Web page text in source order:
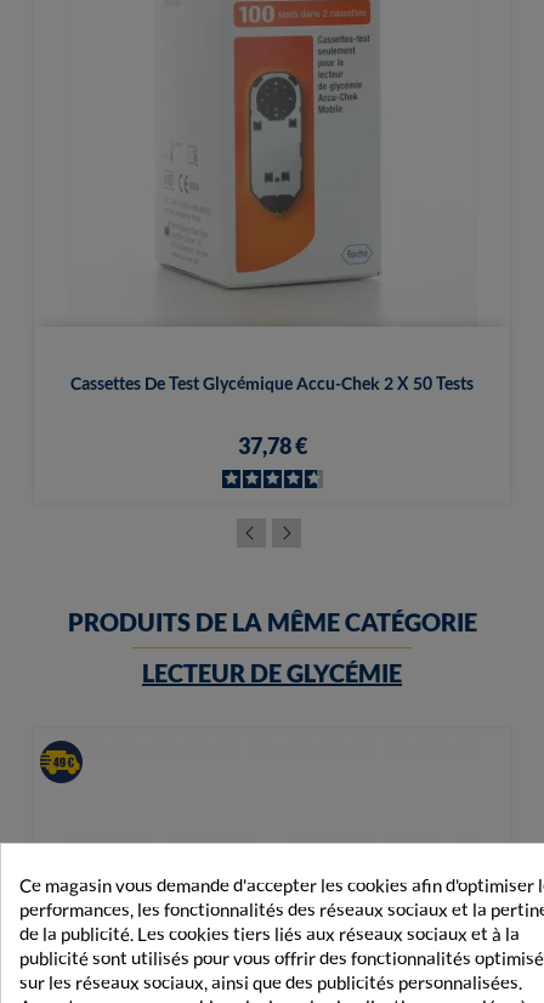
Cassettes De Test Glycémique Accu-Chek 2 X 50 Tests
37,78 €
PRODUITS DE LA MÊME CATÉGORIE
LECTEUR DE GLYCÉMIE
Ce magasin vous demande d'accepter les cookies afin d'optimiser
performances, les fonctionnalités des réseaux sociaux et la
de la publicité. Les cookies tiers liés aux réseaux sociaux et à la
publicité sont utilisés pour vous offrir des fonctionnalités
sur les réseaux sociaux, ainsi que des publicités personnalisées.